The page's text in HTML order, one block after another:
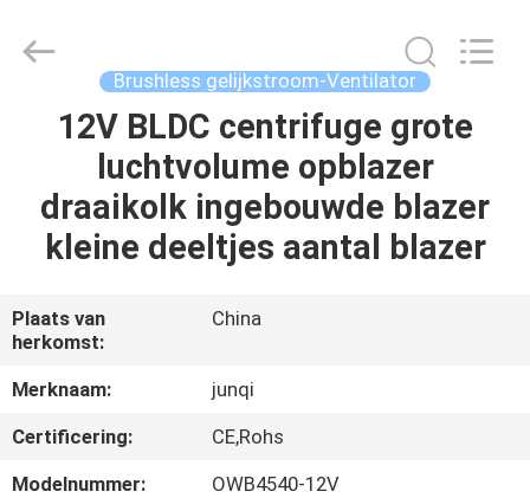
THUIS
PRODUCTEN
ONS
FABRIEKSTOCHT
KWALITEITSCONTROLE
International
Trade
Brushless gelijkstroom-Ventilator
12V BLDC centrifuge grote
luchtvolume opblazer
draaikolk ingebouwde blazer
kleine deeltjes aantal blazer
Plaats van
herkomst:
China
Merknaam:
junqi
Certificering:
CE,Rohs
Modelnummer:
OWB4540-12V